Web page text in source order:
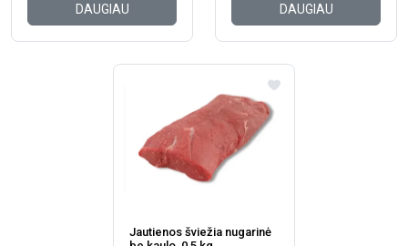
DAUGIAU DAUGIAU
Jautienos šviežia nugarinė